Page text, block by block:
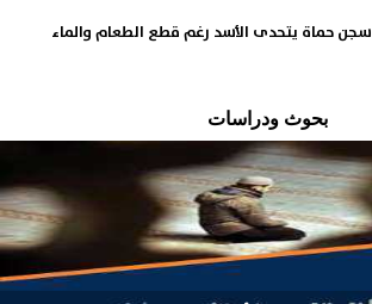
سجن حماة يتحدى الأسد رغم قطع الطعام والماء
بحوث ودراسات